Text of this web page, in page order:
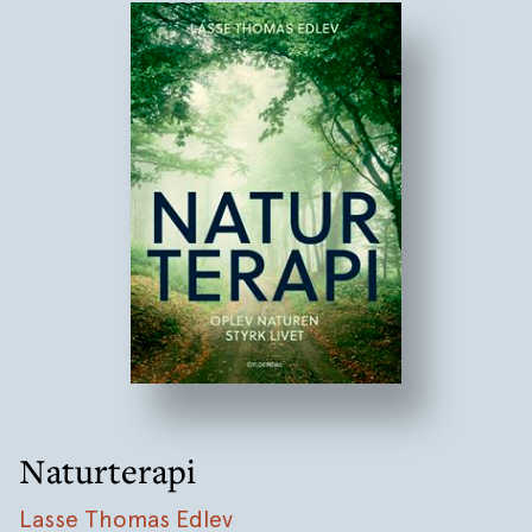
Naturterapi
Lasse Thomas Edlev